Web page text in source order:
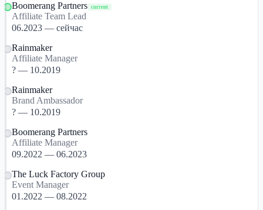
Boomerang Partners current
Affiliate Team Lead
06.2023 — сейчас
Rainmaker
Affiliate Manager
? — 10.2019
Rainmaker
Brand Ambassador
? — 10.2019
Boomerang Partners
Affiliate Manager
09.2022 — 06.2023
The Luck Factory Group
Event Manager
01.2022 — 08.2022